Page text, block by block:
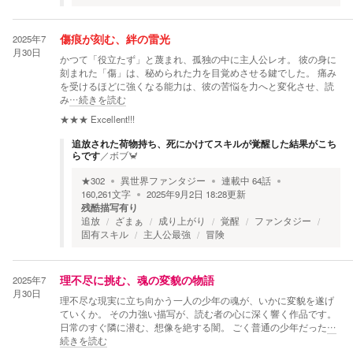
2025年7
月30日
傷痕が刻む、絆の雷光
かつて「役立たず」と蔑まれ、孤独の中に主人公レオ。 彼の身に
刻まれた「傷」は、秘められた力を目覚めさせる鍵でした。 痛み
を受けるほどに強くなる能力は、彼の苦悩を力へと変化させ、読
み…続きを読む
★★★ Excellent!!!
追放された荷物持ち、死にかけてスキルが覚醒した結果がこち
らです／ボブ🦀
★302 異世界ファンタジー 連載中 64話
160,261文字 2025年9月2日 18:28更新
残酷描写有り
追放 ざまぁ 成り上がり 覚醒
ファンタジー
固有スキル
主人公最強 冒険
2025年7
月30日
理不尽に挑む、魂の変貌の物語
理不尽な現実に立ち向かう一人の少年の魂が、いかに変貌を遂げ
ていくか。 その力強い描写が、読む者の心に深く響く作品です。
日常のすぐ隣に潜む、想像を絶する闇。 ごく普通の少年だった…
続きを読む